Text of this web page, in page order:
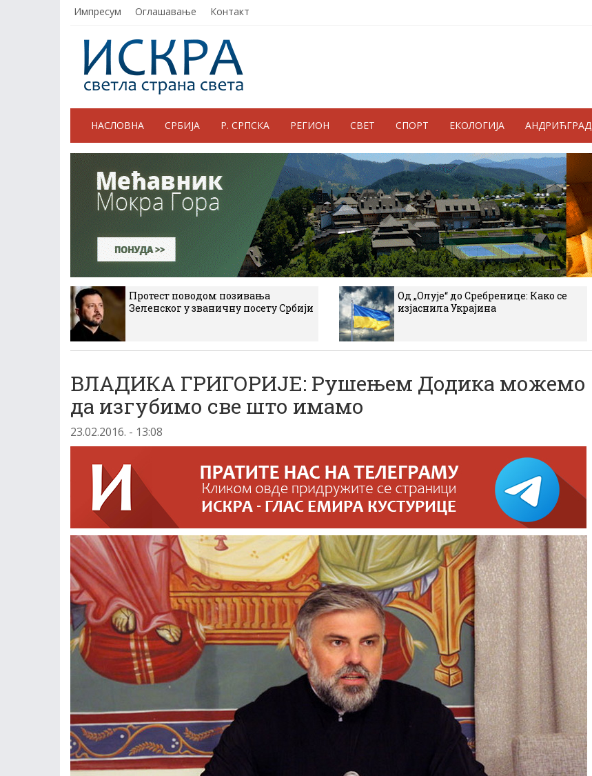
Импресум Оглашавање Контакт
НАСЛОВНА СРБИЈА Р. СРПСКА РЕГИОН СВЕТ СПОРТ ЕКОЛОГИЈА АНДРИЋГРАД
Протест поводом позивања
Зеленског у званичну посету Србији
Од „Олује“ до Сребренице: Како се
изјаснила Украјина
ВЛАДИКА ГРИГОРИЈЕ: Рушењем Додика можемо
да изгубимо све што имамо
23.02.2016. - 13:08